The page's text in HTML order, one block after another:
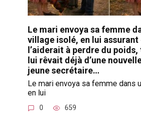
Le mari envoya sa femme
village isolé, en lui assurant
l’aiderait à perdre du
lui rêvait déjà d’une
jeune secrétaire…
Le mari envoya sa femme dans
en lui
0 659